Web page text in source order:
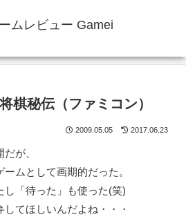
ムレビュー Gamei
棋秘伝（ファミコン）
2009.05.05 2017.06.23
が、
ムとして画期的だった。
し「待った」も使った(笑)
てほしいんだよね・・・